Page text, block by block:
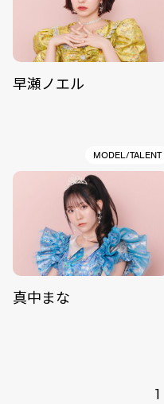
早瀬ノエル
MODEL/TALENT
真中まな
1